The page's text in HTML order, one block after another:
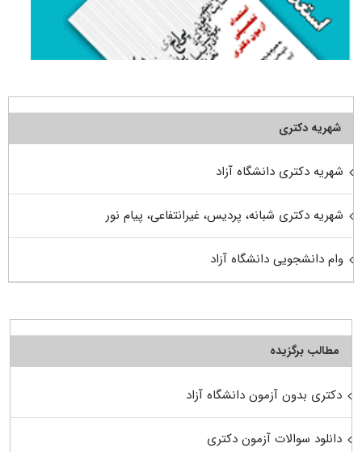
شهریه دکتری
شهریه دکتری دانشگاه آزاد
شهریه دکتری شبانه، پردیس، غیرانتفاعی، پیام نور
وام دانشجویی دانشگاه آزاد
مطالب برگزیده
دکتری بدون آزمون دانشگاه آزاد
دانلود سوالات آزمون دکتری